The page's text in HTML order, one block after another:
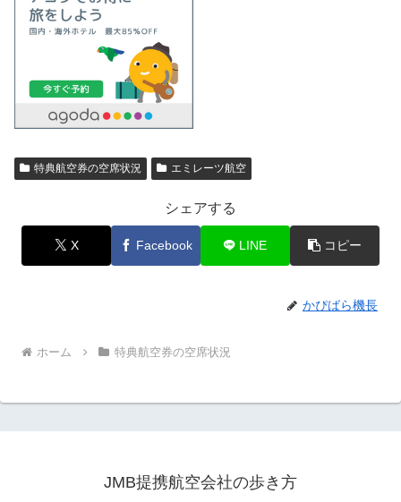
特典航空券の空席状況 エミレーツ航空
シェアする
X Facebook LINE コピー
かぴばら機長
ホーム 特典航空券の空席状況
JMB提携航空会社の歩き方